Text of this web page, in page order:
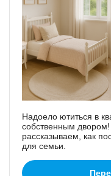
Надоело ютиться в
собственным
рассказываем, как
для семьи.